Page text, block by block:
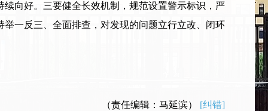
向好。三要健全长效机制，规范设置警示标识，严
一反三、全面排查，对发现的问题立行立改、闭环
（责任编辑：马延滨） [纠错]